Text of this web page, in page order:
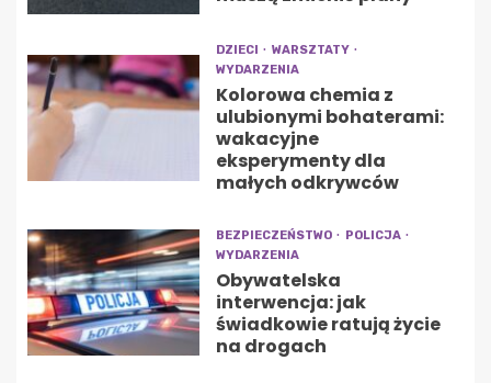
DZIECI
WARSZTATY
WYDARZENIA
Kolorowa chemia z
ulubionymi bohaterami:
wakacyjne
eksperymenty dla
małych odkrywców
BEZPIECZEŃSTWO
POLICJA
WYDARZENIA
Obywatelska
interwencja: jak
świadkowie ratują życie
na drogach